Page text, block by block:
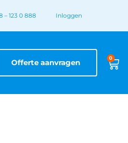
– 123 0 888 Inloggen
Offerte aanvragen 0